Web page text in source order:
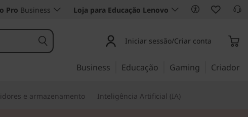
Pro Business Loja para Educação Lenovo
Iniciar sessão/Criar conta
Business Educação Gaming Criador
e armazenamento Inteligência Artificial (IA)